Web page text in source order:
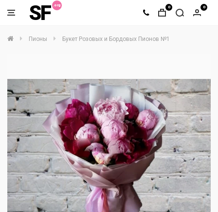
SF 0 0
Пионы Букет Розовых и Бордовых Пионов №1